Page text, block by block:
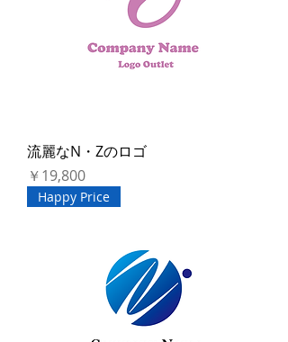
流麗なN・Zのロゴ
価格
￥19,800
Happy Price